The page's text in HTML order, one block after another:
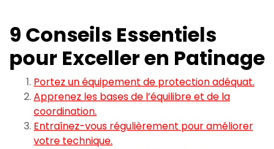
9 Conseils Essentiels
pour Exceller en Patinage
Portez un équipement de protection adéquat.
Apprenez les bases de l’équilibre et de la
coordination.
Entraînez-vous régulièrement pour améliorer
votre technique.